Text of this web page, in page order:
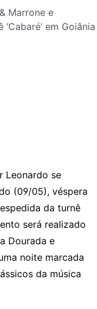
Leonardo se
(09/05), véspera
da turnê
será realizado
Dourada e
noite marcada
da música